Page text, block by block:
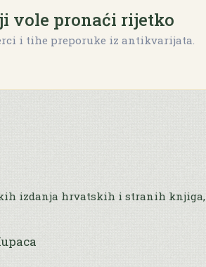
vole pronaći rijetko
i tihe preporuke iz antikvarijata.
izdanja hrvatskih i stranih knjiga,